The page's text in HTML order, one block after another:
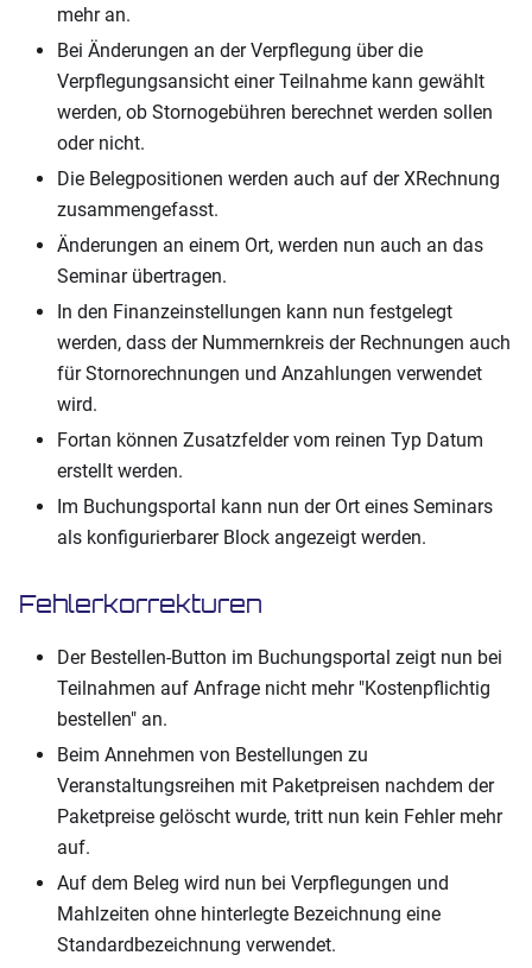
mehr an.
Bei Änderungen an der Verpflegung über die
Verpflegungsansicht einer Teilnahme kann gewählt
werden, ob Stornogebühren berechnet werden sollen
oder nicht.
Die Belegpositionen werden auch auf der XRechnung
zusammengefasst.
Änderungen an einem Ort, werden nun auch an das
Seminar übertragen.
In den Finanzeinstellungen kann nun festgelegt
werden, dass der Nummernkreis der Rechnungen auch
für Stornorechnungen und Anzahlungen verwendet
wird.
Fortan können Zusatzfelder vom reinen Typ Datum
erstellt werden.
Im Buchungsportal kann nun der Ort eines Seminars
als konfigurierbarer Block angezeigt werden.
Fehlerkorrekturen
Der Bestellen-Button im Buchungsportal zeigt nun bei
Teilnahmen auf Anfrage nicht mehr "Kostenpflichtig
bestellen" an.
Beim Annehmen von Bestellungen zu
Veranstaltungsreihen mit Paketpreisen nachdem der
Paketpreise gelöscht wurde, tritt nun kein Fehler mehr
auf.
Auf dem Beleg wird nun bei Verpflegungen und
Mahlzeiten ohne hinterlegte Bezeichnung eine
Standardbezeichnung verwendet.